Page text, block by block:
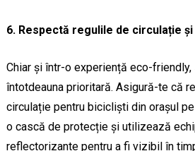
6. Respectă regulile de circulație
Chiar și într-o experiență eco-
întotdeauna prioritară. Asigură-te că
circulație pentru bicicliști din orașul
o cască de protecție și utilizează
reflectorizante pentru a fi vizibil în